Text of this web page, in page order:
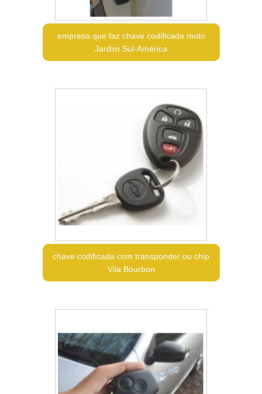
empresa que faz chave codificada moto
Jardim Sul-América
chave codificada com transponder ou chip
Vila Bourbon